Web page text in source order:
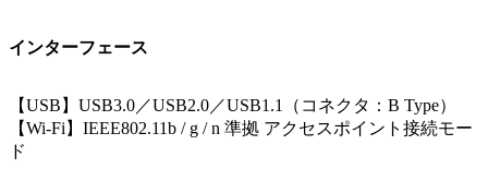
インターフェース
【USB】USB3.0／USB2.0／USB1.1（コネクタ：B Type）
【Wi-Fi】IEEE802.11b / g / n 準拠 アクセスポイント接続モー
ド